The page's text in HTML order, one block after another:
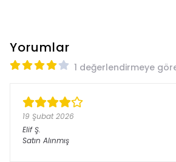
Yorumlar
1 değerlendirmeye
19 Şubat 2026
Elif Ş.
Satın Alınmış